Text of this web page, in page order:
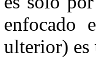
enfocado
ulterior) es